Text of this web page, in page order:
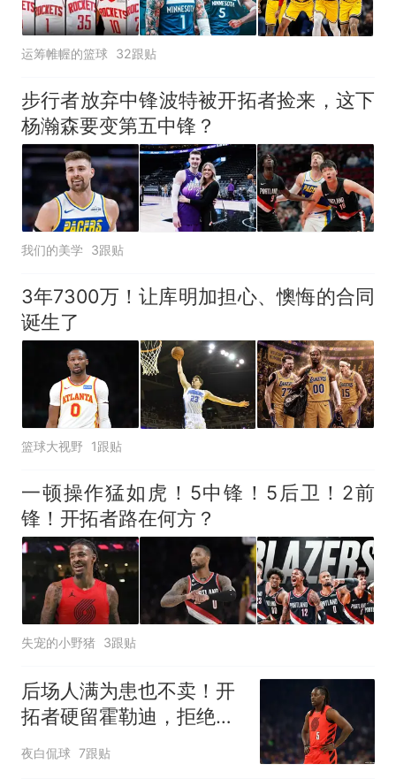
运筹帷幄的篮球 32跟贴
步行者放弃中锋波特被开拓者捡来，这下
杨瀚森要变第五中锋？
我们的美学 3跟贴
3年7300万！让库明加担心、懊悔的合同
诞生了
篮球大视野 1跟贴
一顿操作猛如虎！5中锋！5后卫！2前
锋！开拓者路在何方？
失宠的小野猪 3跟贴
后场人满为患也不卖！开
拓者硬留霍勒迪，拒绝所
有交易+阻断流言
夜白侃球 7跟贴